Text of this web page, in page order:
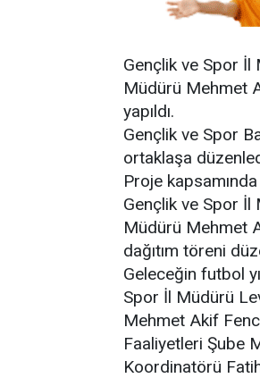
Gençlik ve Spor
Müdürü Mehmet
yapıldı.
Gençlik ve Spor
ortaklaşa
Proje
Gençlik ve Spor
Müdürü Mehmet
dağıtım töreni
Geleceğin futbol
Spor İl Müdürü
Mehmet Akif
Faaliyetleri Şube
Koordinatörü